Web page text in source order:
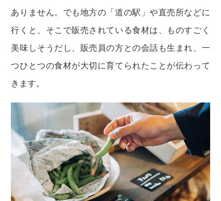
ありません。でも地方の「道の駅」や直売所などに
行くと、そこで販売されている食材は、ものすごく
美味しそうだし、販売員の方との会話も生まれ、一
つひとつの食材が大切に育てられたことが伝わって
きます。